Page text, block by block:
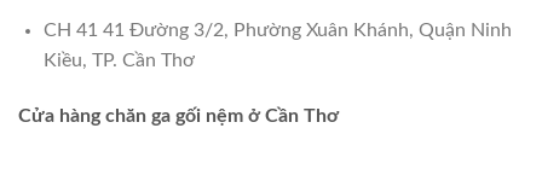
CH 41 41 Đường 3/2, Phường Xuân Khánh, Quận Ninh
Kiều, TP. Cần Thơ
Cửa hàng chăn ga gối nệm ở Cần Thơ